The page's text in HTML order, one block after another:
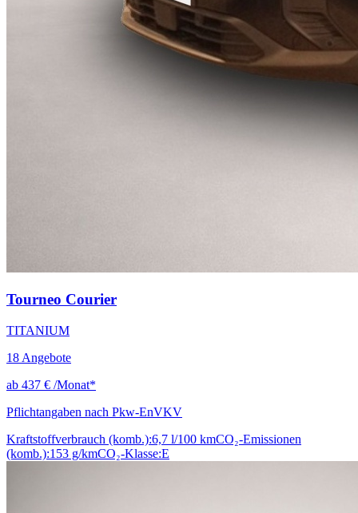
Tourneo Courier
TITANIUM
18 Angebote
ab 437 € /Monat*
Pflichtangaben nach Pkw-EnVKV
Kraftstoffverbrauch (komb.):6,7 l/100 kmCO₂-Emissionen
(komb.):153 g/kmCO₂-Klasse:E